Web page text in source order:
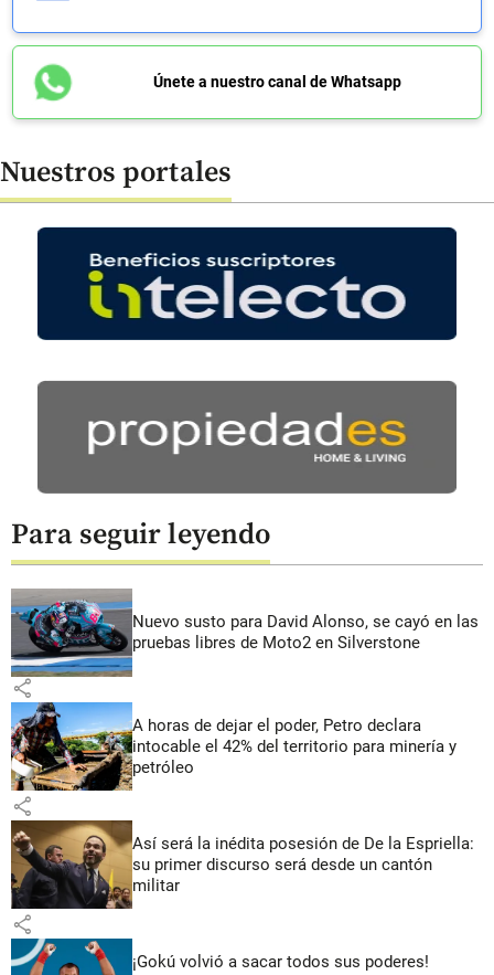
Únete a nuestro canal de Whatsapp
Nuestros portales
Para seguir leyendo
Nuevo susto para David Alonso, se cayó en las
pruebas libres de Moto2 en Silverstone
share
A horas de dejar el poder, Petro declara
intocable el 42% del territorio para minería y
petróleo
share
Así será la inédita posesión de De la Espriella:
su primer discurso será desde un cantón
militar
share
¡Gokú volvió a sacar todos sus poderes!